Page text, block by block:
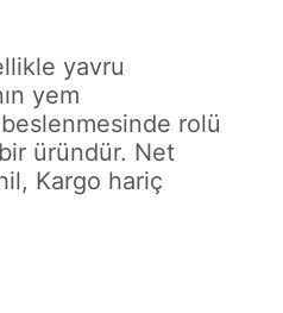
yavru
yem
rolü
üründür. Net
Kargo hariç